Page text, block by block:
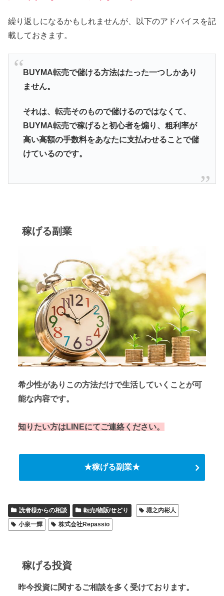
繰り返しになるかもしれませんが、以下のアドバイスを記
載しておきます。
BUYMA転売で儲ける方法はたった一つしかあり
ません。
それは、転売そのもので儲けるのではなくて、
BUYMA転売で稼げると初心者を煽り、粗利率が
高い高額の手数料をあなたに支払わせることで儲
けているのです。
稼げる副業
希少性がありこの方法だけで生活していくことが可
能な内容です。
知りたい方はLINEにてご連絡ください。
★稼げる副業★
読者様からの相談 転売/物販/せどり
堀之内彬人
小泉一輝
株式会社Repassio
稼げる投資
昨今投資に関するご相談を多く受けております。